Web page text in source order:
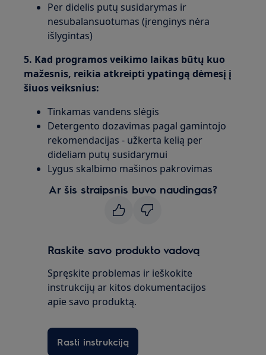
Per didelis putų susidarymas ir
nesubalansuotumas (įrenginys nėra
išlygintas)
5. Kad programos veikimo laikas būtų kuo
mažesnis, reikia atkreipti ypatingą dėmesį į
šiuos veiksnius:
Tinkamas vandens slėgis
Detergento dozavimas pagal gamintojo
rekomendacijas - užkerta kelią per
dideliam putų susidarymui
Lygus skalbimo mašinos pakrovimas
Ar šis straipsnis buvo naudingas?
Raskite savo produkto vadovą
Spręskite problemas ir ieškokite
instrukcijų ar kitos dokumentacijos
apie savo produktą.
Rasti instrukciją